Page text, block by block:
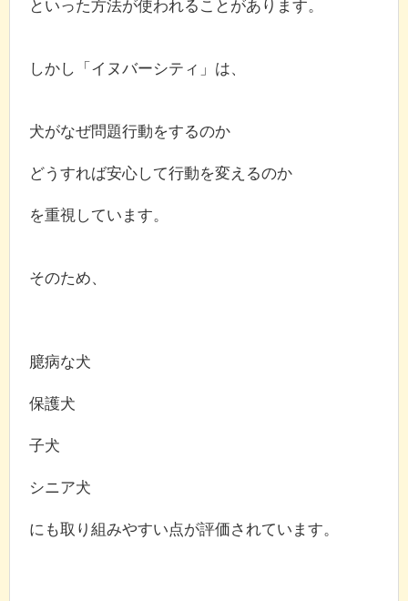
といった方法が使われることがあります。
しかし「イヌバーシティ」は、
犬がなぜ問題行動をするのか
どうすれば安心して行動を変えるのか
を重視しています。
そのため、
臆病な犬
保護犬
子犬
シニア犬
にも取り組みやすい点が評価されています。